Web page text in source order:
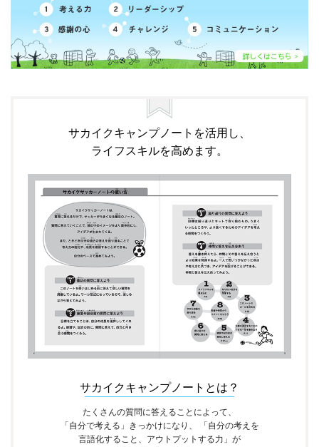
サカイクキャンプノートを活用し、
ライフスキルを高めます。
サカイクキャンプノートとは？
たくさんの質問に答えることによって、
「自分で考える」きっかけになり、
「自分の考えを
言語化すること、アウトプットする力」が